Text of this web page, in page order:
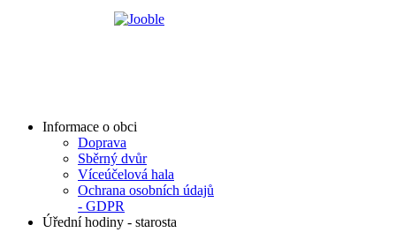
Informace o obci
Doprava
Sběrný dvůr
Víceúčelová hala
Ochrana osobních údajů
- GDPR
Úřední hodiny - starosta